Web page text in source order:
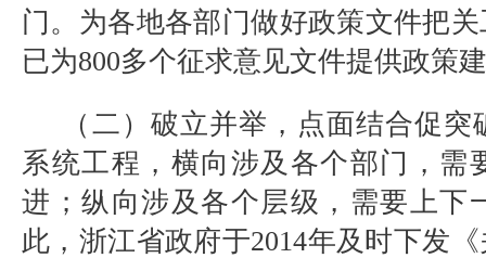
门。为各地各部门做好政策文件把
已为800多个征求意见文件提供政策
（二）破立并举，点面结合促突
系统工程，横向涉及各个部门，需
进；纵向涉及各个层级，需要上下
此，浙江省政府于2014年及时下发